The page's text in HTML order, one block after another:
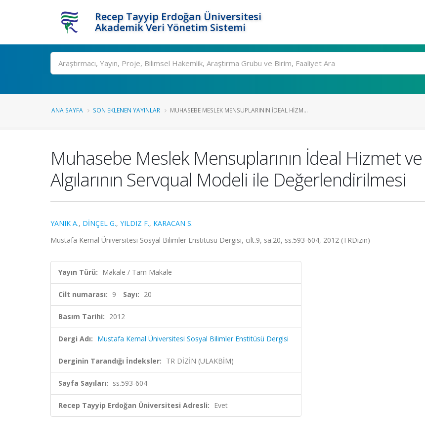
Recep Tayyip Erdoğan Üniversitesi
Akademik Veri Yönetim Sistemi
Ara
ANA SAYFA SON EKLENEN YAYINLAR MUHASEBE MESLEK MENSUPLARININ İDEAL HIZM...
Muhasebe Meslek Mensuplarının İdeal Hizmet
Algılarının Servqual Modeli ile Değerlendirilmesi
YANIK A., DİNÇEL G., YILDIZ F., KARACAN S.
Mustafa Kemal Üniversitesi Sosyal Bilimler Enstitüsü Dergisi, cilt.9, sa.20, ss.593-604, 2012 (TRDizin)
Yayın Türü: Makale / Tam Makale
Cilt numarası: 9 Sayı: 20
Basım Tarihi: 2012
Dergi Adı: Mustafa Kemal Üniversitesi Sosyal Bilimler Enstitüsü Dergisi
Derginin Tarandığı İndeksler: TR DİZİN (ULAKBİM)
Sayfa Sayıları: ss.593-604
Recep Tayyip Erdoğan Üniversitesi Adresli: Evet